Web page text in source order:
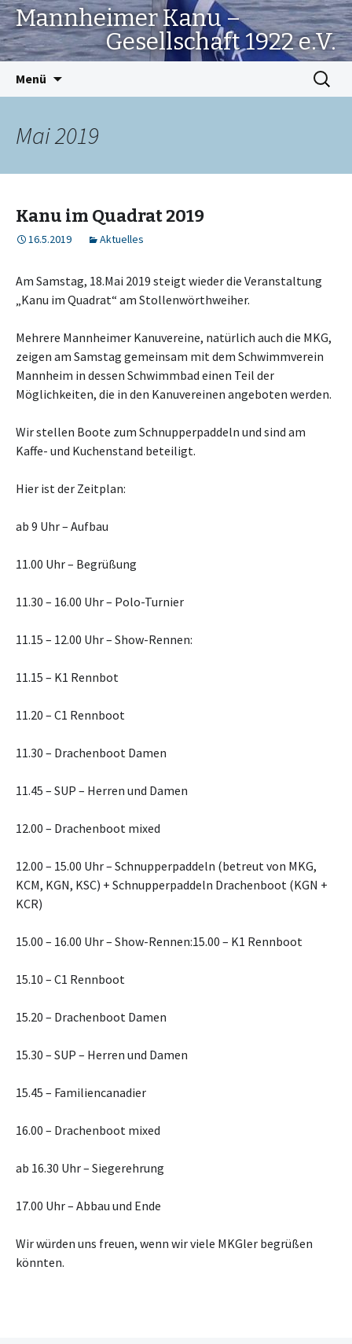
Mannheimer Kanu –
Gesellschaft 1922 e.V.
Menü
Suchen
nach:
Mai 2019
Kanu im Quadrat 2019
16.5.2019 Aktuelles
Am Samstag, 18.Mai 2019 steigt wieder die Veranstaltung
„Kanu im Quadrat“ am Stollenwörthweiher.
Mehrere Mannheimer Kanuvereine, natürlich auch die MKG,
zeigen am Samstag gemeinsam mit dem Schwimmverein
Mannheim in dessen Schwimmbad einen Teil der
Möglichkeiten, die in den Kanuvereinen angeboten werden.
Wir stellen Boote zum Schnupperpaddeln und sind am
Kaffe- und Kuchenstand beteiligt.
Hier ist der Zeitplan:
ab 9 Uhr – Aufbau
11.00 Uhr – Begrüßung
11.30 – 16.00 Uhr – Polo-Turnier
11.15 – 12.00 Uhr – Show-Rennen:
11.15 – K1 Rennbot
11.20 – C1 Rennboot
11.30 – Drachenboot Damen
11.45 – SUP – Herren und Damen
12.00 – Drachenboot mixed
12.00 – 15.00 Uhr – Schnupperpaddeln (betreut von MKG,
KCM, KGN, KSC) + Schnupperpaddeln Drachenboot (KGN +
KCR)
15.00 – 16.00 Uhr – Show-Rennen:15.00 – K1 Rennboot
15.10 – C1 Rennboot
15.20 – Drachenboot Damen
15.30 – SUP – Herren und Damen
15.45 – Familiencanadier
16.00 – Drachenboot mixed
ab 16.30 Uhr – Siegerehrung
17.00 Uhr – Abbau und Ende
Wir würden uns freuen, wenn wir viele MKGler begrüßen
könnten.